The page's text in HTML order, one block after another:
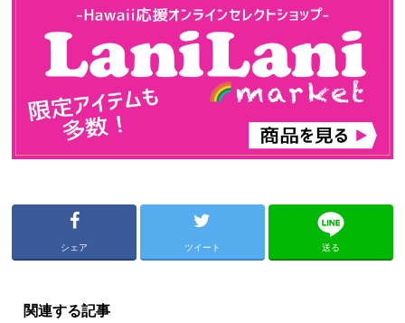
シェア ツイート 送る
関連する記事